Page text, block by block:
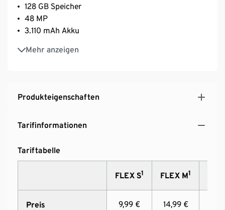
128 GB Speicher
48 MP
3.110 mAh Akku
Mehr anzeigen
Akkulaufzeit: Bis zu 26 Stunden Videowiedergabe
für extra lange Nutzung
Prozessor: Neuer A18 Chip für höchste
Geschwindigkeit und optimierte
Produkteigenschaften
Tarifinformationen
Tariftabelle
FLEX S1 FLEX M1
Preis 9,99 € 14,99 €